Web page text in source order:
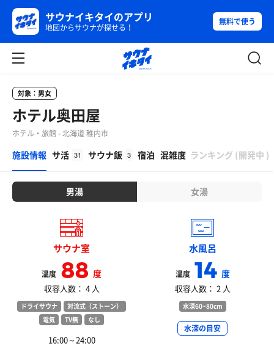
サウナイキタイのアプリ
地図からサウナが探せる！
無料で使う
対象：男女
ホテル奥田屋
ホテル・旅館 - 北海道 稚内市
施設情報 サ活 31 サウナ飯 3 宿泊 混雑度 ランキング (開発中 )
男湯 女湯
サウナ室
温度 88度
収容人数： 4 人
ドライサウナ
対流式（ストーン）
電気
TV無 なし
16:00～24:00
水風呂
温度14度
収容人数： 2 人
水深60~80cm
水深の目安